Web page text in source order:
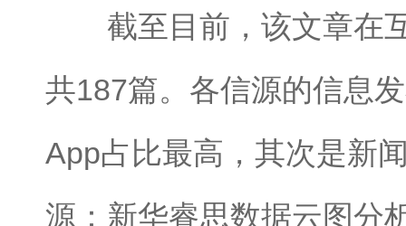
截至目前，该文章在
共187篇。各信源的信息
App占比最高，其次是新
源：新华睿思数据云图分